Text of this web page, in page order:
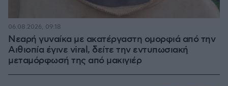
Νεαρή γυναίκα με ακατέργαστη ομορφιά από την
Αιθιοπία έγινε viral, δείτε την εντυπωσιακή
μεταμόρφωσή της από μακιγιέρ
06.08.2026, 09:18